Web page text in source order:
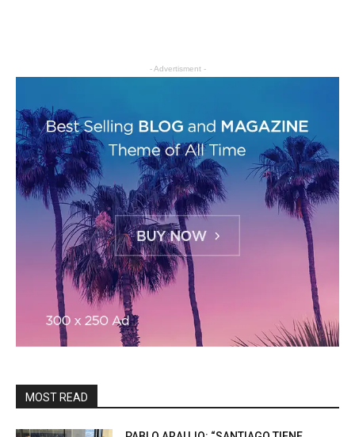
- Advertisment -
MOST READ